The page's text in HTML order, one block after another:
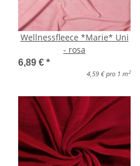
Wellnessfleece *Marie* Uni
- rosa
6,89 € *
4,59 € pro 1 m 2